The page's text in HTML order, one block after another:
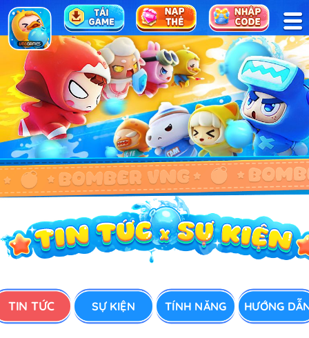
TIN TỨC SỰ KIỆN TÍNH NĂNG HƯỚNG
TRANG CHỦ
TIN TỨC
SỰ KIỆN
HỖ TRỢ
CỘNG ĐỒNG